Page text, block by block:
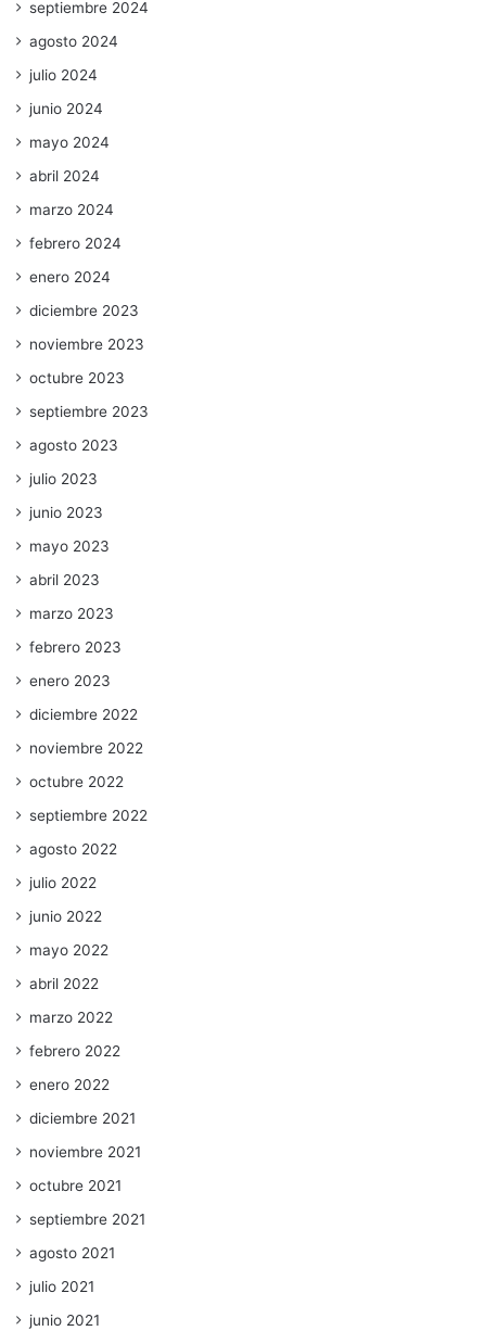
septiembre 2024
agosto 2024
julio 2024
junio 2024
mayo 2024
abril 2024
marzo 2024
febrero 2024
enero 2024
diciembre 2023
noviembre 2023
octubre 2023
septiembre 2023
agosto 2023
julio 2023
junio 2023
mayo 2023
abril 2023
marzo 2023
febrero 2023
enero 2023
diciembre 2022
noviembre 2022
octubre 2022
septiembre 2022
agosto 2022
julio 2022
junio 2022
mayo 2022
abril 2022
marzo 2022
febrero 2022
enero 2022
diciembre 2021
noviembre 2021
octubre 2021
septiembre 2021
agosto 2021
julio 2021
junio 2021